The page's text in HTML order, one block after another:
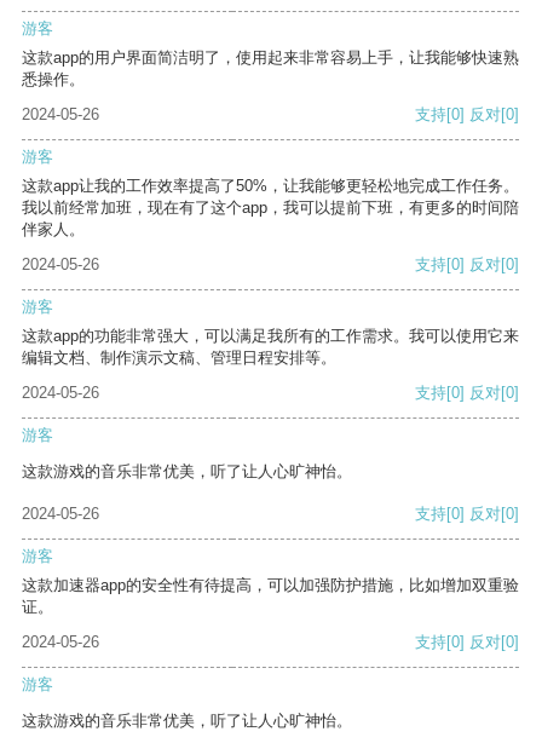
游客
这款app的用户界面简洁明了，使用起来非常容易上手，让我能够快速熟
悉操作。
2024-05-26
支持[0] 反对[0]
游客
这款app让我的工作效率提高了50%，让我能够更轻松地完成工作任务。
我以前经常加班，现在有了这个app，我可以提前下班，有更多的时间陪
伴家人。
2024-05-26
支持[0] 反对[0]
游客
这款app的功能非常强大，可以满足我所有的工作需求。我可以使用它来
编辑文档、制作演示文稿、管理日程安排等。
2024-05-26
支持[0] 反对[0]
游客
这款游戏的音乐非常优美，听了让人心旷神怡。
2024-05-26 支持[0] 反对[0]
游客
这款加速器app的安全性有待提高，可以加强防护措施，比如增加双重验
证。
2024-05-26
支持[0] 反对[0]
游客
这款游戏的音乐非常优美，听了让人心旷神怡。